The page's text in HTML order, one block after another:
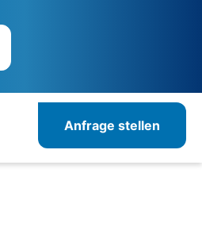
Anfrage stellen